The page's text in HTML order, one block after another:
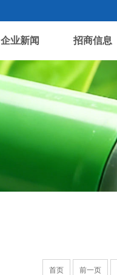
企业新闻 招商信息
首页 前一页